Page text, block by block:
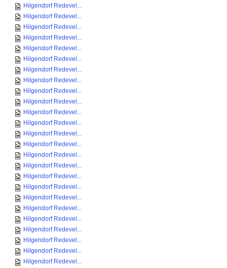
Hilgendorf Redevel...
Hilgendorf Redevel...
Hilgendorf Redevel...
Hilgendorf Redevel...
Hilgendorf Redevel...
Hilgendorf Redevel...
Hilgendorf Redevel...
Hilgendorf Redevel...
Hilgendorf Redevel...
Hilgendorf Redevel...
Hilgendorf Redevel...
Hilgendorf Redevel...
Hilgendorf Redevel...
Hilgendorf Redevel...
Hilgendorf Redevel...
Hilgendorf Redevel...
Hilgendorf Redevel...
Hilgendorf Redevel...
Hilgendorf Redevel...
Hilgendorf Redevel...
Hilgendorf Redevel...
Hilgendorf Redevel...
Hilgendorf Redevel...
Hilgendorf Redevel...
Hilgendorf Redevel...